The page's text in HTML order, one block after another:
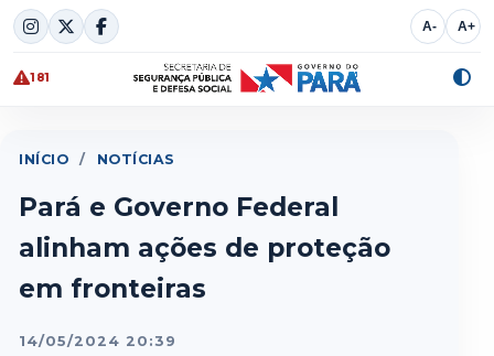
Skip
to
content
A- A+
181
INÍCIO / NOTÍCIAS
Pará e Governo Federal
alinham ações de proteção
em fronteiras
14/05/2024 20:39